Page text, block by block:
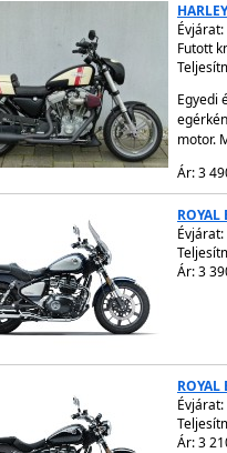
Évjárat:
Futott
Egyedi
motor.
Ár: 3
ROYAL
Évjárat:
Ár: 3
ROYAL
Évjárat:
Ár: 3